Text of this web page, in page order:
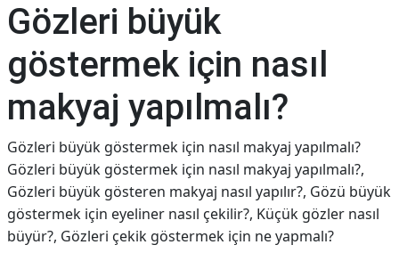
Gözleri büyük
göstermek için nasıl
makyaj yapılmalı?
Gözleri büyük göstermek için nasıl makyaj yapılmalı?
Gözleri büyük göstermek için nasıl makyaj yapılmalı?,
Gözleri büyük gösteren makyaj nasıl yapılır?, Gözü büyük
göstermek için eyeliner nasıl çekilir?, Küçük gözler nasıl
büyür?, Gözleri çekik göstermek için ne yapmalı?